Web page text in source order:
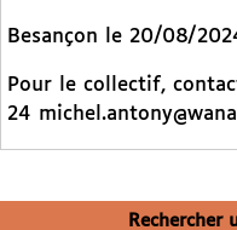
Besançon le 20/08/
Pour le collectif,
24
Rechercher